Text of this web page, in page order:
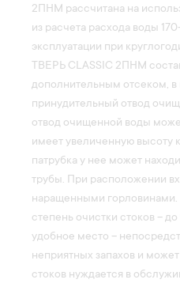
2ПНМ рассчитана на
из расчета расхода воды
эксплуатации при
ТВЕРЬ CLASSIC 2ПНМ
дополнительным отсеком,
принудительный отвод
отвод очищенной воды
имеет увеличенную высоту
патрубка у нее может
трубы. При расположении
наращенными
степень очистки стоков –
удобное место –
неприятных запахов и
стоков нуждается в